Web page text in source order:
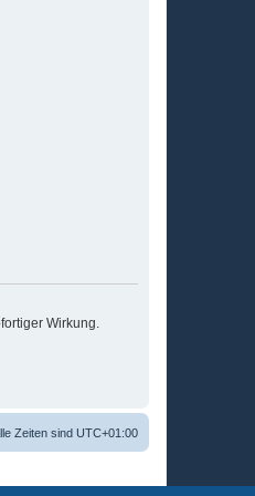
Wirkung.
Zeiten sind UTC+01:00